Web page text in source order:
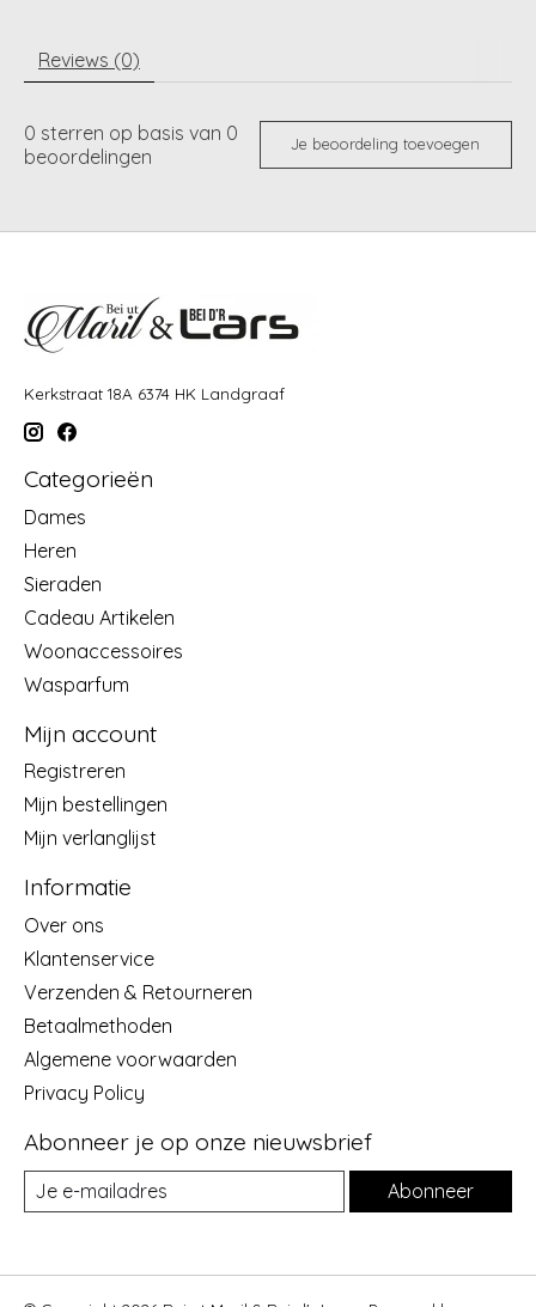
Reviews (0)
0 sterren op basis van 0
beoordelingen
Je beoordeling toevoegen
Kerkstraat 18A 6374 HK Landgraaf
Categorieën
Dames
Heren
Sieraden
Cadeau Artikelen
Woonaccessoires
Wasparfum
Mijn account
Registreren
Mijn bestellingen
Mijn verlanglijst
Informatie
Over ons
Klantenservice
Verzenden & Retourneren
Betaalmethoden
Algemene voorwaarden
Privacy Policy
Abonneer je op onze nieuwsbrief
Abonneer